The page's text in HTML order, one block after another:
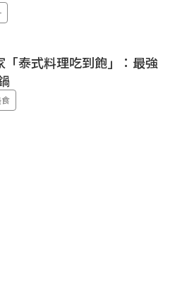
泰式料理吃到飽」：最強